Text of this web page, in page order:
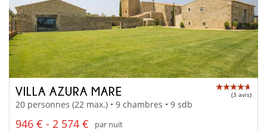
VILLA AZURA MARE (3 avis)
20 personnes (22 max.) • 9 chambres • 9 sdb
946 € - 2 574 €
par nuit